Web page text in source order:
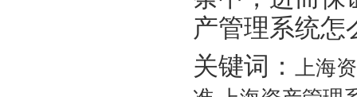
产管理系统怎
关键词： 上海